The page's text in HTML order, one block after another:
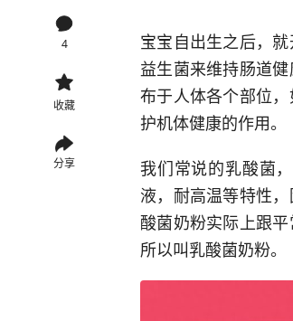
4
收藏
分享
宝宝自出生之后，
益生菌来维持肠道
布于人体各个部位
护机体健康的作用。
我们常说的乳酸菌
液，耐高温等特性
酸菌奶粉实际上跟
所以叫乳酸菌奶粉。